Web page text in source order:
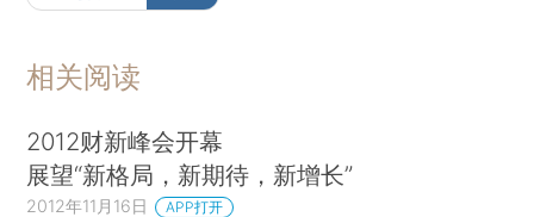
相关阅读
2012财新峰会开幕
展望“新格局，新期待，新增长”
2012年11月16日 APP打开